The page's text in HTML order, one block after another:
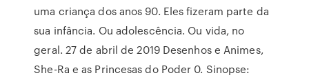
uma criança dos anos 90. Eles fizeram parte da
sua infância. Ou adolescência. Ou vida, no
geral. 27 de abril de 2019 Desenhos e Animes,
She-Ra e as Princesas do Poder 0. Sinopse: